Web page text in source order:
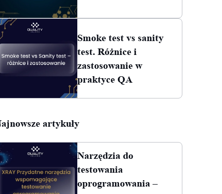
Smoke test vs sanity
test. Różnice i
zastosowanie w
praktyce QA
artykuły
Narzędzia do
testowania
oprogramowania –